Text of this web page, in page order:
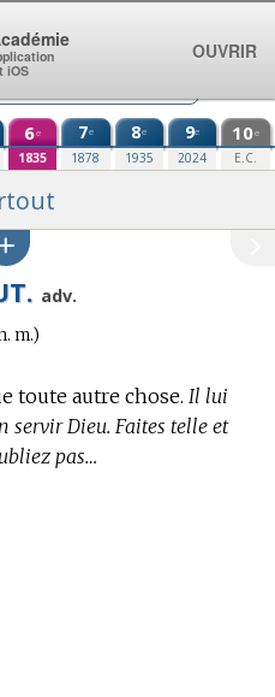
6e
1835
7e
1878
8e
1935
9e
2024
10e
E.C.
adv.
m.)
toute autre chose. Il lui
servir Dieu. Faites telle et
pas…
iOS
OUVRIR